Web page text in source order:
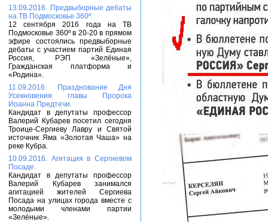
13.09.2016. Предвыборные дебаты
на ТВ Подмосковье 360º.
12 сентября 2016 года на ТВ
Подмосковье 360º в 20-20 в прямом
эфире состоялись предвыборные
дебаты с участием партий Единая
Россия, РЭП «Зелёные»,
Гражданская платформа и
«Родина».
11.09.2016. Празднование Дня
Усекновения главы Пророка
Иоанна Предтечи.
Кандидат в депутаты профессор
Валерий Кубарев посетил сегодня
Троице-Сергиеву Лавру и Святой
источник Яма «Золотая Чаша» на
реке Кубра.
10.09.2016. Агитация в Сергиевом
Посаде.
Кандидат в депутаты профессор
Валерий Кубарев занимался
агитацией жителей Сергиева
Посада на улицах города вместе с
молодыми членами партии
«Зелёные».